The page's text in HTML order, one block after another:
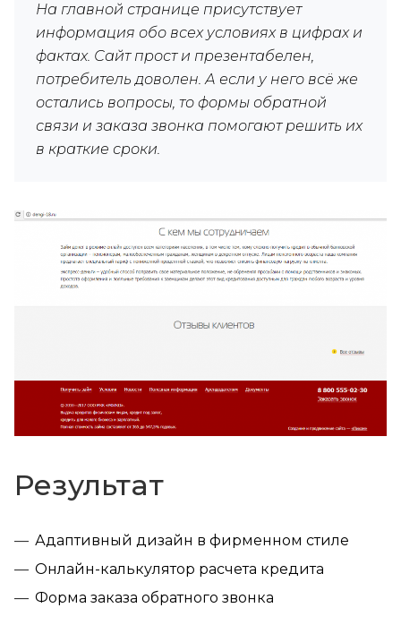
На главной странице присутствует
информация обо всех условиях в цифрах и
фактах. Сайт прост и презентабелен,
потребитель доволен. А если у него всё же
остались вопросы, то формы обратной
связи и заказа звонка помогают решить их
в краткие сроки.
Результат
Адаптивный дизайн в фирменном стиле
Онлайн-калькулятор расчета кредита
Форма заказа обратного звонка